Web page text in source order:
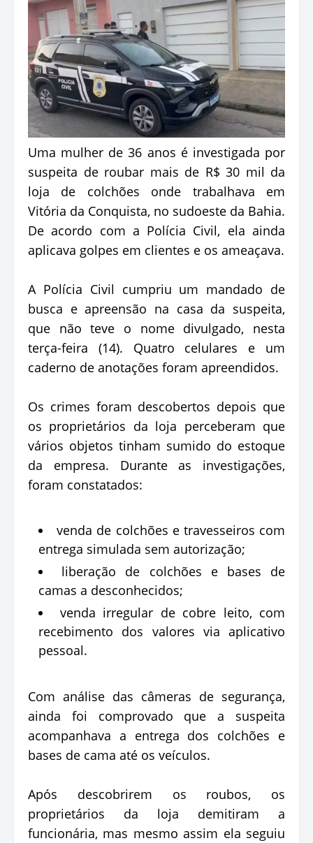
Uma mulher de 36 anos é investigada por
suspeita de roubar mais de R$ 30 mil da
loja de colchões onde trabalhava em
Vitória da Conquista, no sudoeste da Bahia.
De acordo com a Polícia Civil, ela ainda
aplicava golpes em clientes e os ameaçava.
A Polícia Civil cumpriu um mandado de
busca e apreensão na casa da suspeita,
que não teve o nome divulgado, nesta
terça-feira (14). Quatro celulares e um
caderno de anotações foram apreendidos.
Os crimes foram descobertos depois que
os proprietários da loja perceberam que
vários objetos tinham sumido do estoque
da empresa. Durante as investigações,
foram constatados:
venda de colchões e travesseiros com
entrega simulada sem autorização;
liberação de colchões e bases de
camas a desconhecidos;
venda irregular de cobre leito, com
recebimento dos valores via aplicativo
pessoal.
Com análise das câmeras de segurança,
ainda foi comprovado que a suspeita
acompanhava a entrega dos colchões e
bases de cama até os veículos.
Após descobrirem os roubos, os
proprietários da loja demitiram a
funcionária, mas mesmo assim ela seguiu